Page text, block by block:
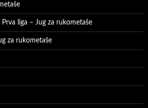
liga – Jug za rukometaše
za rukometaše